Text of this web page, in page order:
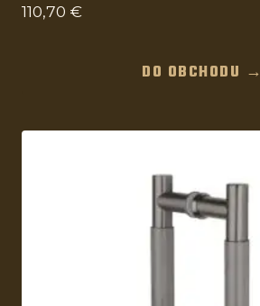
110,70 €
DO OBCHODU →